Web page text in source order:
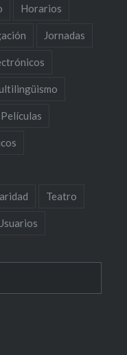
Horarios
Jornadas
Películas
Teatro